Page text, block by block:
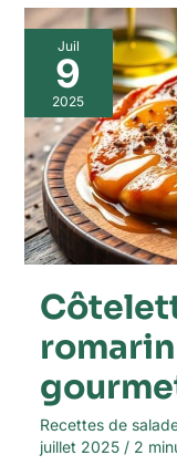
Juil
9
2025
Recettes de
juillet 2025 / 2
Côtelette
au
miel
et
romarin
:
le
secret
des
gourmets
enfin
révélé